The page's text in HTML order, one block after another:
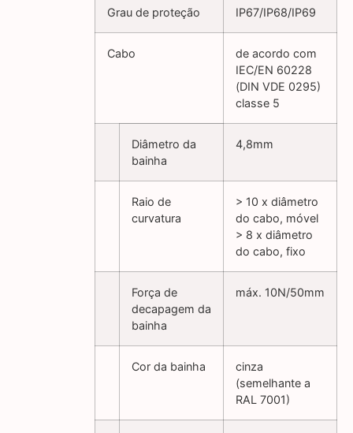
Grau de proteção IP67/IP68/IP69
Cabo
de acordo com
IEC/EN 60228
(DIN VDE 0295)
classe 5
Diâmetro da
bainha
4,8mm
Raio de
curvatura
> 10 x diâmetro
do cabo, móvel
> 8 x diâmetro
do cabo, fixo
Força de
decapagem da
bainha
máx. 10N/50mm
Cor da bainha
cinza
(semelhante a
RAL 7001)